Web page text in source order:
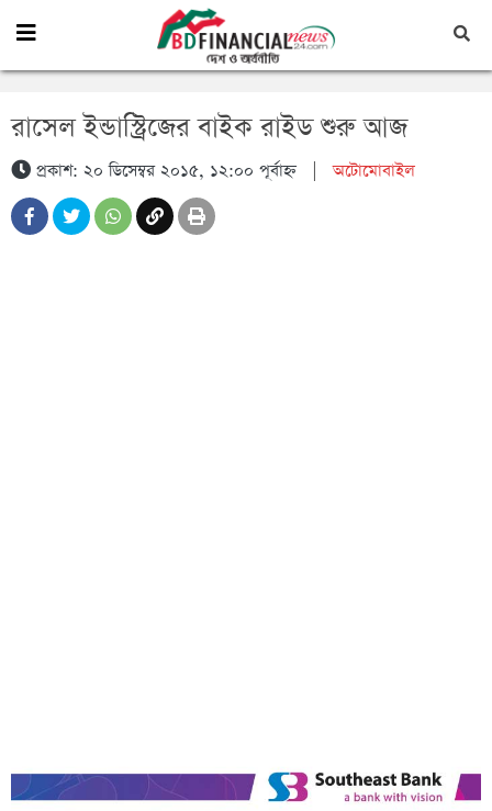
রাসেল ইন্ডাস্ট্রিজের বাইক রাইড শুরু আজ
প্রকাশ: ২০ ডিসেম্বর ২০১৫, ১২:০০ পূর্বাহ্ন|অটোমোবাইল